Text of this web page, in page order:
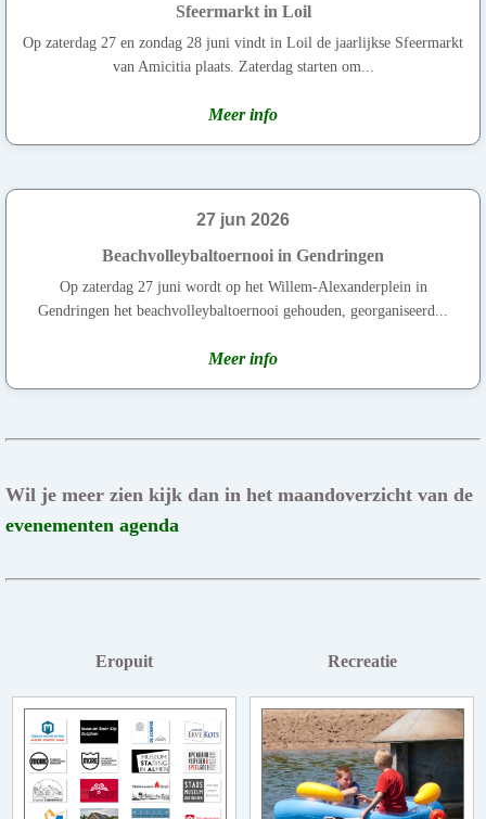
Sfeermarkt in Loil
Op zaterdag 27 en zondag 28 juni vindt in Loil de jaarlijkse Sfeermarkt
van Amicitia plaats. Zaterdag starten om...
Meer info
27 jun 2026
Beachvolleybaltoernooi in Gendringen
Op zaterdag 27 juni wordt op het Willem-Alexanderplein in
Gendringen het beachvolleybaltoernooi gehouden, georganiseerd...
Meer info
Wil je meer zien kijk dan in het maandoverzicht van de
evenementen agenda
Eropuit Recreatie